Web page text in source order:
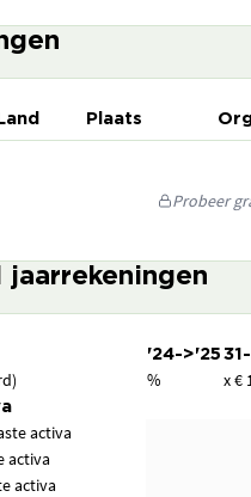
Land Plaats
Probeer
jaarrekeningen
'24->'25
% x €
activa
activa
activa